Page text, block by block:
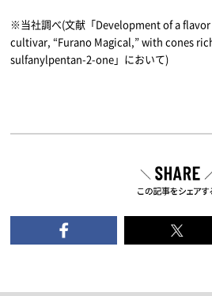
※当社調べ(文献「Development of a
cultivar, “Furano Magical,” with cones
sulfanylpentan-2-one」において)